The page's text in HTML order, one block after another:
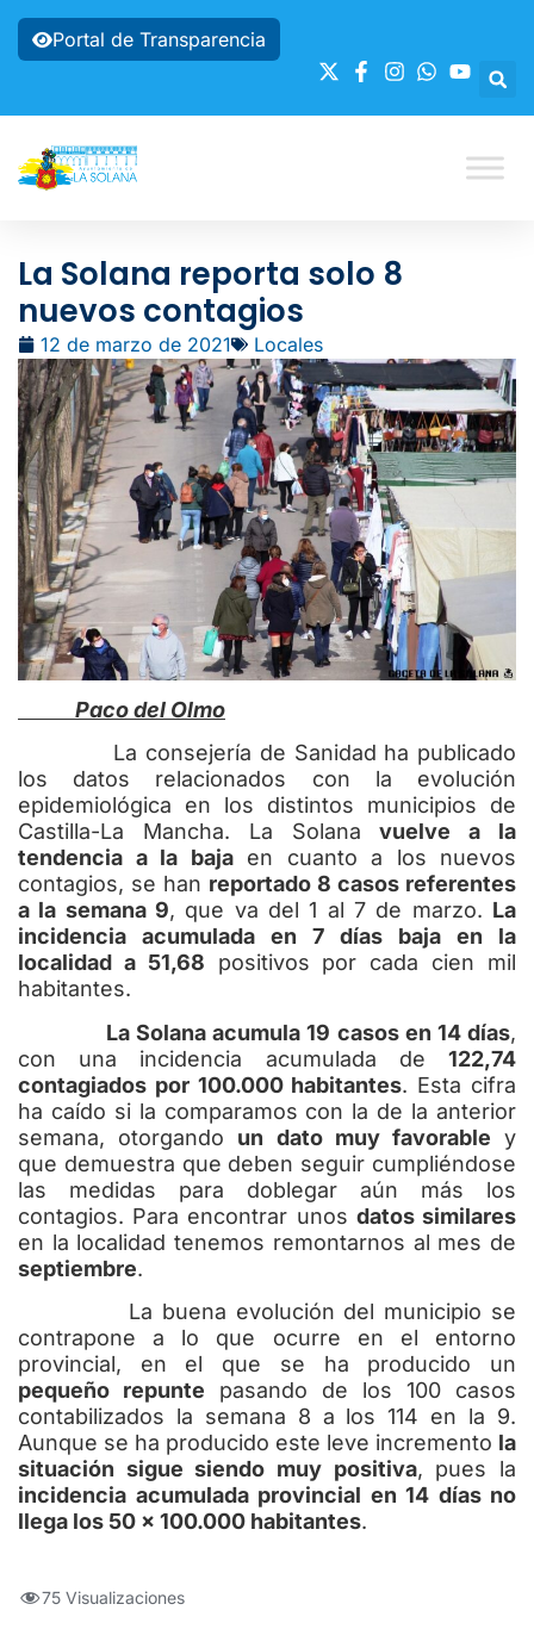
Portal de Transparencia
La Solana reporta solo 8
nuevos contagios
12 de marzo de 2021 Locales
Paco del Olmo
La consejería de Sanidad ha publicado
los datos relacionados con la evolución
epidemiológica en los distintos municipios de
Castilla-La Mancha. La Solanavuelve a la
tendencia a la bajaen cuanto a los nuevos
contagios, se han reportado 8 casos referentes
a la semana 9, que va del 1 al 7 de marzo. La
incidencia acumulada en 7 días baja en la
localidad a 51,68 positivos por cada cien mil
habitantes.
La Solana acumula 19 casos en 14 días,
con una incidencia acumulada de 122,74
contagiados por 100.000 habitantes. Esta cifra
ha caído si la comparamos con la de la anterior
semana, otorgando un dato muy favorable y
que demuestra que deben seguir cumpliéndose
las medidas para doblegar aún más los
contagios. Para encontrar unos datos similares
en la localidad tenemos remontarnos al mes de
septiembre.
La buena evolución del municipio se
contrapone a lo que ocurre en el entorno
provincial, en el que se ha producido un
pequeño repunte pasando de los 100 casos
contabilizados la semana 8 a los 114 en la 9.
Aunque se ha producido este leve incremento la
situación sigue siendo muy positiva, pues la
incidencia acumulada provincial en 14 días no
llega los 50 x 100.000 habitantes.
75 Visualizaciones